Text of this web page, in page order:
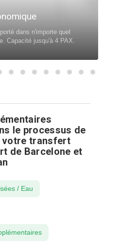
dans n'importe quel
Capacité jusqu'à 4 PAX.
le processus de
votre transfert
de Barcelone et
/ Eau